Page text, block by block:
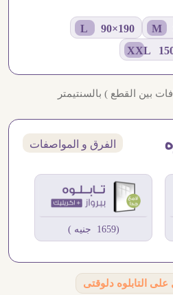
190×90 L
بين القطع ) بالسنتيمتر
الفرق و المواصفات
(1659 جنيه )
التابلوه دلوقتى